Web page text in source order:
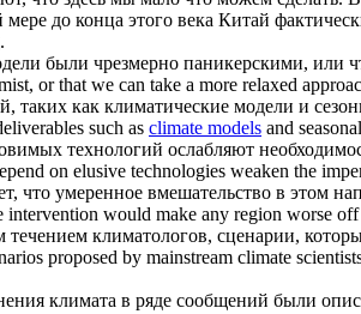
до конца этого века Китай
были чрезмерно паникерскими, или
or that we can take a more relaxed
таких как климатические модели и
such as climate models and
технологий ослабляют
on elusive technologies weaken the
что умеренное вмешательство в этом
intervention would make any region worse
климатологов, сценарии,
proposed by mainstream climate
климата в ряде сообщений были